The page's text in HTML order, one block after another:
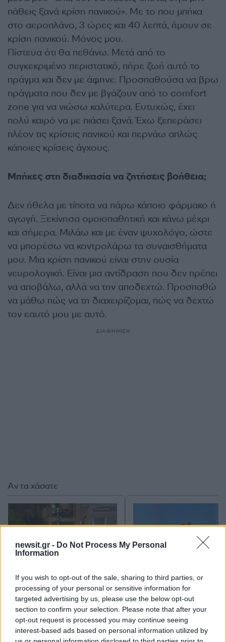
newsit.gr - Do Not Process My Personal
Information
If you wish to opt-out of the sale, sharing to third parties, or
processing of your personal or sensitive information for
targeted advertising by us, please use the below opt-out
section to confirm your selection. Please note that after your
opt-out request is processed you may continue seeing
interest-based ads based on personal information utilized by
πάθεις ξανά κρίση πανικού». Με το που μπήκα
στο αεροπλάνο, 3 ώρες και 40 λεπτά, ήμουν σε
κρίση πανικού. Μόνος μου.
Πίστευα ότι θα πεθάνω. Μετά από το
συγκεκριμένο περιστατικό, πήρε ζωή αυτό το
πράγμα και δεν με άφηνε. Προσπα­θούσα να βρω
πράγματα που δεν με βγάζουν από το comfort
zone για να νιώσω καλύτερα. Ευτυχώς, έχει
πολύ καιρό να με πιάσει ξανά. Έχω ξεπεράσει
πλέον τις κρίσεις πανικού και περνάω απλώς
κάποιες κρίσεις άγχους.
Μπήκες στη διαδικασία να ζητήσεις βοήθεια;
Δεν ήθελα με τίποτα να πάρω κάποιο φάρμακο ή
αγωγή. Ξεκίνησα ομοιοπαθητική και κάνω μέχρι
και σήμερα. Μιλάω και με έναν ψυχο­λόγο, ώστε
να μπορέσω να κοντρολάρω τα συναισθήματα
μου. Μια κρίση πανικού είναι στην ουσία
νευρολογική. Είναι μια αντίδραση που δεν πρέπει
να αποβάλω, αλλά να την αποδεχτώ. Προσπαθώ
να μάθω πώς να τη διαχειρίζομαι, πώς να δεχτώ
τον εαυτό μου με αυτό.
ΔΙΑΦΗΜΙΣΗ
Αν τα χάσατε
Στη ΓΑΔΑ η 46χρονη που
κατηγορείται για
συμμετοχή στην τραγωδία
της Μαρφίν - Μεταφέρθηκε
απευθείας από το
«Αφιέρωσε τη ζωή της
να βοηθά ανθρώπους
είχαν ανάγκη» - Η
δήλωση της
της 38χρονης Λίζα